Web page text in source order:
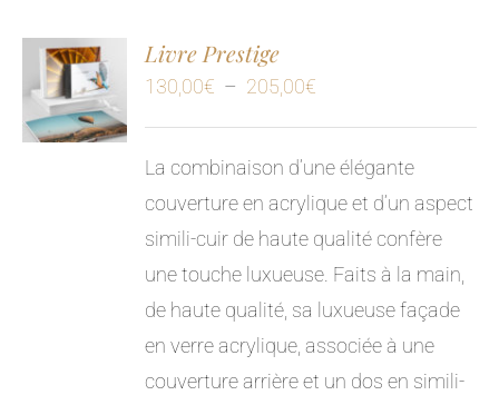
Livre Prestige
130,00€ – 205,00€
de
prix :
130,00€
205,00€
La combinaison d’une élégante
couverture en acrylique et d’un aspect
simili-cuir de haute qualité confère
une touche luxueuse. Faits à la main,
de haute qualité, sa luxueuse façade
en verre acrylique, associée à une
couverture arrière et un dos en simili-